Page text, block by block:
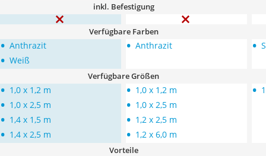
inkl. Befestigung
Verfügbare Farben
• Anthrazit
• Weiß
• Anthrazit •
Verfügbare Größen
• 1,0 x 1,2 m
• 1,0 x 2,5 m
• 1,4 x 1,5 m
• 1,4 x 2,5 m
• 1,0 x 1,2 m
• 1,0 x 2,5 m
• 1,2 x 2,5 m
• 1,2 x 6,0 m
•
Vorteile